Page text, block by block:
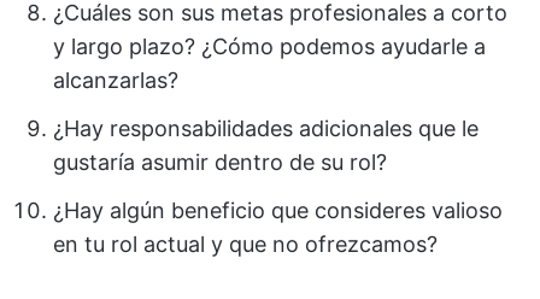
¿Cuáles son sus metas profesionales a corto
y largo plazo? ¿Cómo podemos ayudarle a
alcanzarlas?
¿Hay responsabilidades adicionales que le
gustaría asumir dentro de su rol?
¿Hay algún beneficio que consideres valioso
en tu rol actual y que no ofrezcamos?